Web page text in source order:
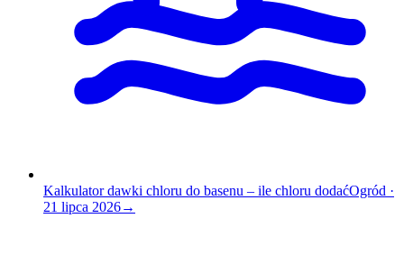
Kalkulator dawki chloru do basenu – ile chloru dodaćOgród ·
21 lipca 2026→